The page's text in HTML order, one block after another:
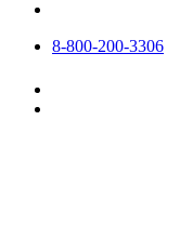
8-800-200-3306